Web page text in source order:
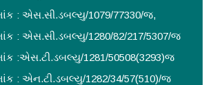
: એસ.સી.ડબલ્યુ/1079/77330/જ,
: એસ.સી.ડબલ્યુ/1280/82/217/5307/જ
:એસ.ટી.ડબલ્યુ/1281/50508(3293)જ
: એન.ટી.ડબલ્યુ/1282/34/57(510)/જ